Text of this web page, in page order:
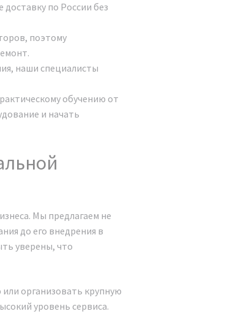
по России без
поэтому
наши специалисты
обучению от
и начать
Мы предлагаем не
до его внедрения в
уверены, что
организовать крупную
уровень сервиса.